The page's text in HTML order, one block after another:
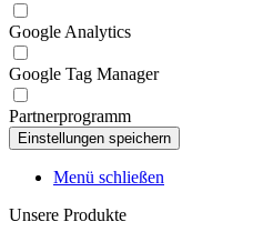
Google Analytics
Google Tag Manager
Partnerprogramm
Menü schließen
Unsere Produkte